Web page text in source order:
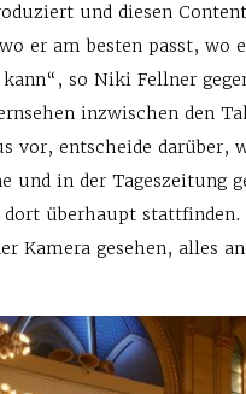
und diesen
er am besten passt, wo
kann“, so Niki Fellner
inzwischen den
vor, entscheide darüber,
und in der Tageszeitung
dort überhaupt
Kamera gesehen, alles